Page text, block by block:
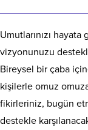
Umutlarınızı
vizyonunuzu
Bireysel bir çaba
kişilerle omuz
fikirleriniz, bugün
destekle